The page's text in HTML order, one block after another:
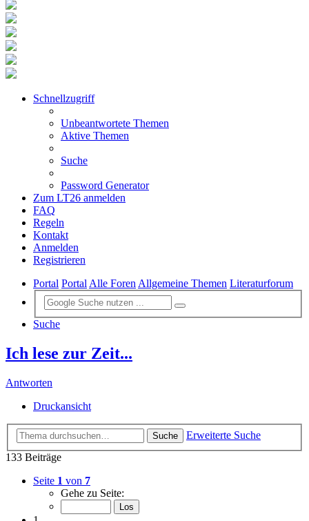
Schnellzugriff
Unbeantwortete Themen
Aktive Themen
Suche
Password Generator
Zum LT26 anmelden
FAQ
Regeln
Kontakt
Anmelden
Registrieren
Portal PortalAlle ForenAllgemeine Themen Literaturforum
Suche
Ich lese zur Zeit...
Antworten
Druckansicht
Suche
Erweiterte Suche
133 Beiträge
Seite 1 von 7
Gehe zu Seite: